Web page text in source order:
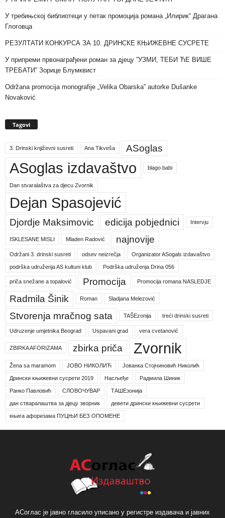
У требињској библиотеци у петак промоција романа „Илирик“ Драгана
Глоговца
РЕЗУЛТАТИ КОНКУРСА ЗА 10. ДРИНСКЕ КЊИЖЕВНЕ СУСРЕТЕ
У припреми првонаграђени роман за дјецу ”УЗМИ, ТЕБИ ЋЕ ВИШЕ
ТРЕБАТИ” Зорице Блумквист
Održana promocija monografije „Velika Obarska” autorke Dušanke
Novaković
Tagovi
3. Drinski književni susreti Ana Tikveša ASoglas
ASoglas izdavaštvo blago babi
Dan stvaralaštva za djecu Zvornik
Dejan Spasojević
Djordje Maksimovic edicija pobjednici Intervju
ISKLESANE MISLI Mladen Radović najnovije
Održani 3. drinski susreti odsev neizrečja Organizator ASogals izdavaštvo
podrška udruženja AS kultuni klub Podrška udruženja Drina 056
priča snežane a topalović Promocija Promocija romana NASLEDJE
Radmila Šinik Roman Sladjana Melezović
Stvorenja mračnog sata TAŠEzonija treći drinski susreti
Udruzenje umjetnika Beograd Uspavani grad vera cvetanović
ZBIRKA AFORIZAMA zbirka priča Zvornik
Žena sa maramom ЈОВО НИКОЛИЋ Јованка Стојчиновић Николић
Дрински књижевни сусрети 2019 Насљеђе Радмила Шиник
Ранко Павловић СЛОВОЧУВАР ТАШЕзонија
дан стваралаштва за дјецу зворник девети дрински књижевни сусрети
књига афоризама ПУЦЊИ БЕЗ ОПОМЕНЕ
АСоглас је јавно гласило уписано у регистре издавача и јавних